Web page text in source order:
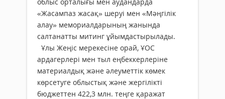
«Жасампаз жасақ» шеруі мен «Мәңгілік
алау» мемориалдарының жанында
салтанатты митинг ұйымдастырылады.
Ұлы Жеңіс мерекесіне орай, ҰОС
ардагерлері мен тыл еңбеккерлеріне
материалдық және әлеуметтік көмек
көрсетуге облыстық және жергілікті
бюджеттен 422,3 млн. теңге қаражат